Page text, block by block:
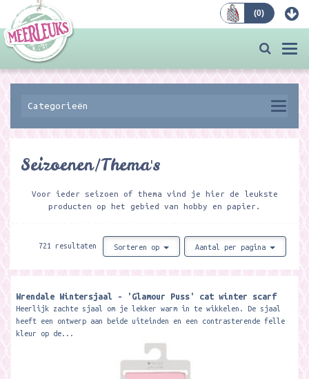
(0)
Categorieën
Seizoenen/Thema's
Voor ieder seizoen of thema vind je hier de leukste
producten op het gebied van hobby en papier.
721 resultaten Sorteren op Aantal per pagina
Wrendale Wintersjaal - 'Glamour Puss' cat winter scarf
Heerlijk zachte sjaal om je lekker warm in te wikkelen. De sjaal
heeft een ontwerp aan beide uiteinden en een contrasterende felle
kleur op de...